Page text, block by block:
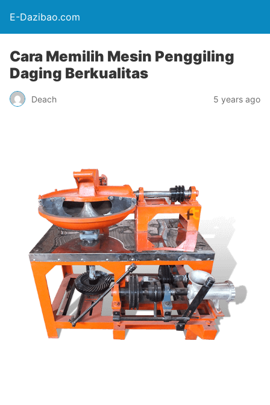
E-Dazibao.com
Cara Memilih Mesin Penggiling
Daging Berkualitas
Deach 5 years ago